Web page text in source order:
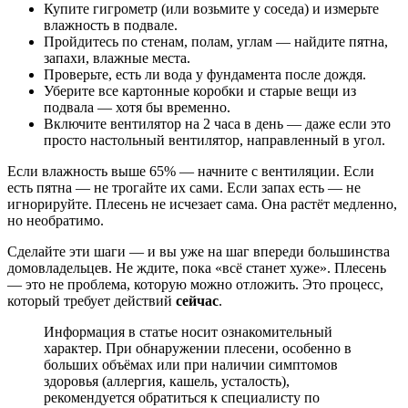
Купите гигрометр (или возьмите у соседа) и измерьте
влажность в подвале.
Пройдитесь по стенам, полам, углам — найдите пятна,
запахи, влажные места.
Проверьте, есть ли вода у фундамента после дождя.
Уберите все картонные коробки и старые вещи из
подвала — хотя бы временно.
Включите вентилятор на 2 часа в день — даже если это
просто настольный вентилятор, направленный в угол.
Если влажность выше 65% — начните с вентиляции. Если
есть пятна — не трогайте их сами. Если запах есть — не
игнорируйте. Плесень не исчезает сама. Она растёт медленно,
но необратимо.
Сделайте эти шаги — и вы уже на шаг впереди большинства
домовладельцев. Не ждите, пока «всё станет хуже». Плесень
— это не проблема, которую можно отложить. Это процесс,
который требует действий сейчас.
Информация в статье носит ознакомительный
характер. При обнаружении плесени, особенно в
больших объёмах или при наличии симптомов
здоровья (аллергия, кашель, усталость),
рекомендуется обратиться к специалисту по